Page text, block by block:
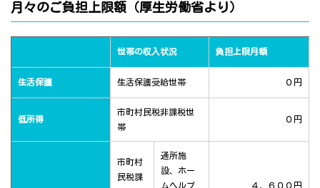
月々のご負担上限額（厚生労働省より）
世帯の収入状況 負担上限月額
生活保護 生活保護受給世帯 ０円
低所得
市町村民税非課税世
帯
０円
市町村
民税課
通所施
設、ホー
ムヘルプ
４，６００円